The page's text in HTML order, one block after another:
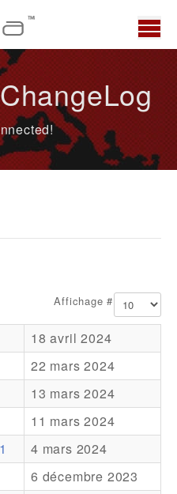
Affichage #
18 avril 2024
22 mars 2024
13 mars 2024
11 mars 2024
4 mars 2024
6 décembre 2023